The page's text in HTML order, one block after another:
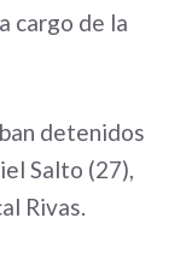
cargo de la
detenidos
Salto (27),
Rivas.